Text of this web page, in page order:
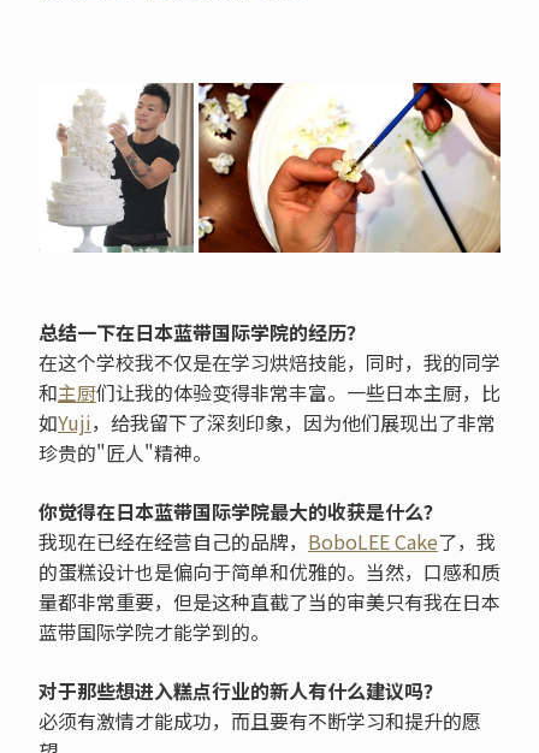
总结一下在日本蓝带国际学院的经历？
在这个学校我不仅是在学习烘焙技能，同时，我的同学
和主厨们让我的体验变得非常丰富。一些日本主厨，比
如Yuji，给我留下了深刻印象，因为他们展现出了非常
珍贵的"匠人"精神。
你觉得在日本蓝带国际学院最大的收获是什么？
我现在已经在经营自己的品牌， BoboLEE Cake了，我
的蛋糕设计也是偏向于简单和优雅的。当然，口感和质
量都非常重要，但是这种直截了当的审美只有我在日本
蓝带国际学院才能学到的。
对于那些想进入糕点行业的新人有什么建议吗？
必须有激情才能成功，而且要有不断学习和提升的愿